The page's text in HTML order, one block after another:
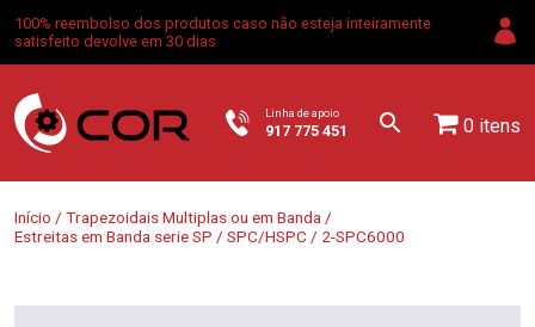
100% reembolso dos produtos caso não esteja inteiramente
satisfeito devolve em 30 dias
Linha de apoio
917 775 451 0 itens
Início / Trapezoidais Multiplas ou em Banda /
Estreitas em Banda serie SP / SPC/HSPC / 2-SPC6000